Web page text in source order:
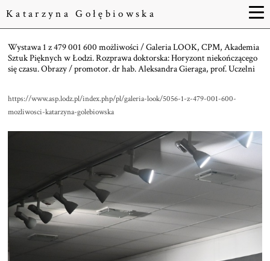
Katarzyna Gołębiowska
Wystawa 1 z 479 001 600 możliwości / Galeria LOOK, CPM, Akademia
Sztuk Pięknych w Łodzi. Rozprawa doktorska: Horyzont niekończącego
się czasu. Obrazy / promotor. dr hab. Aleksandra Gieraga, prof. Uczelni
https://www.asp.lodz.pl/index.php/pl/galeria-look/5056-1-z-479-001-600-
mozliwosci-katarzyna-golebiowska